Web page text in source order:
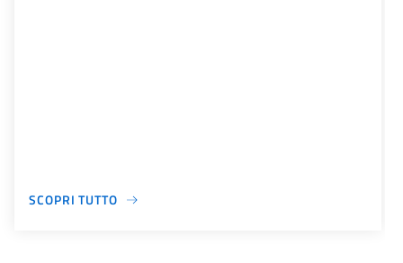
SCOPRI TUTTO